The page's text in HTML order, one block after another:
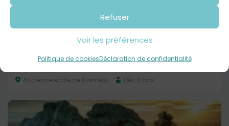
Refuser
Voir les préférences
Politique de cookiesDéclaration de confidentialité
Randonnée A pas de loup
Ancienne école de Botmeur Dès 8 ans